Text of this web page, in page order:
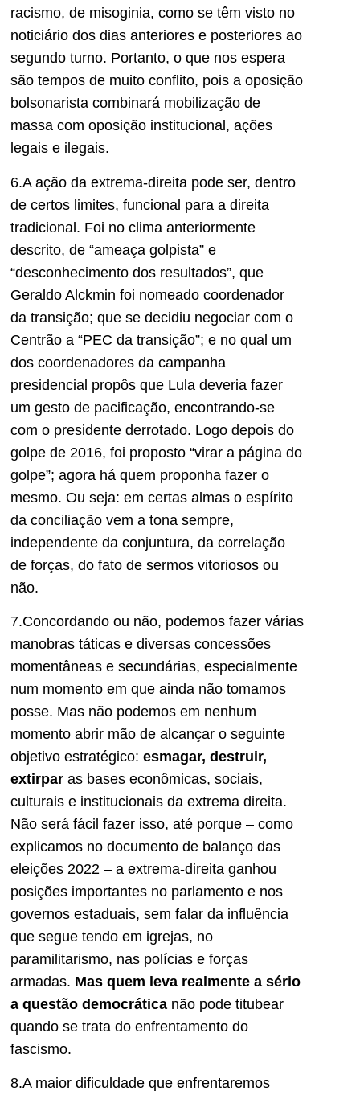
racismo, de misoginia, como se têm visto no
noticiário dos dias anteriores e posteriores ao
segundo turno. Portanto, o que nos espera
são tempos de muito conflito, pois a oposição
bolsonarista combinará mobilização de
massa com oposição institucional, ações
legais e ilegais.
6.A ação da extrema-direita pode ser, dentro
de certos limites, funcional para a direita
tradicional. Foi no clima anteriormente
descrito, de “ameaça golpista” e
“desconhecimento dos resultados”, que
Geraldo Alckmin foi nomeado coordenador
da transição; que se decidiu negociar com o
Centrão a “PEC da transição”; e no qual um
dos coordenadores da campanha
presidencial propôs que Lula deveria fazer
um gesto de pacificação, encontrando-se
com o presidente derrotado. Logo depois do
golpe de 2016, foi proposto “virar a página do
golpe”; agora há quem proponha fazer o
mesmo. Ou seja: em certas almas o espírito
da conciliação vem a tona sempre,
independente da conjuntura, da correlação
de forças, do fato de sermos vitoriosos ou
não.
7.Concordando ou não, podemos fazer várias
manobras táticas e diversas concessões
momentâneas e secundárias, especialmente
num momento em que ainda não tomamos
posse. Mas não podemos em nenhum
momento abrir mão de alcançar o seguinte
objetivo estratégico: esmagar, destruir,
extirpar as bases econômicas, sociais,
culturais e institucionais da extrema direita.
Não será fácil fazer isso, até porque – como
explicamos no documento de balanço das
eleições 2022 – a extrema-direita ganhou
posições importantes no parlamento e nos
governos estaduais, sem falar da influência
que segue tendo em igrejas, no
paramilitarismo, nas polícias e forças
armadas. Mas quem leva realmente a sério
a questão democrática não pode titubear
quando se trata do enfrentamento do
fascismo.
8.A maior dificuldade que enfrentaremos